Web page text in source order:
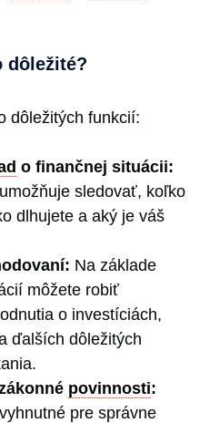
dôležité?
dôležitých funkcií:
o finančnej situácii:
sledovať, koľko
dlhujete a aký je váš
Na základe
môžete robiť
o investíciách,
ďalších dôležitých
povinnosti:
pre správne